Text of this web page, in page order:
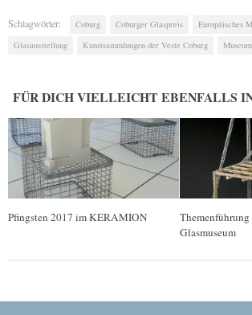
Schlagwörter: Coburg Coburger Glaspreis
Europäisches
Glasausstellung
Kunstsammlungen der Veste Coburg
FÜR DICH VIELLEICHT EBENFALLS
Pfingsten 2017 im KERAMION
Glasmuseum